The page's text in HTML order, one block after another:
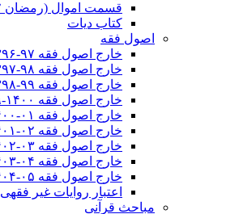
قسمت اموال (رمضان ۱۴۰۲)
کتاب دیات
اصول فقه
خارج اصول فقه ۹۷-۱۳۹۶
خارج اصول فقه ۹۸-۱۳۹۷
خارج اصول فقه ۹۹-۱۳۹۸
خارج اصول فقه ۱۴۰۰-۱۳۹۹
خارج اصول فقه ۰۱-۱۴۰۰
خارج اصول فقه ۰۲-۱۴۰۱
خارج اصول فقه ۰۳-۱۴۰۲
خارج اصول فقه ۰۴-۱۴۰۳
خارج اصول فقه ۰۵-۱۴۰۴
اعتبار روایات غیر فقهی
مباحث قرآنی